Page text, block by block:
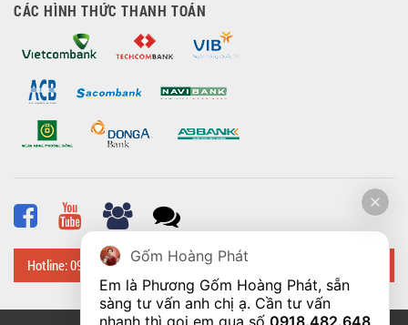
CÁC HÌNH THỨC THANH TOÁN
Hotline: 0918 482 648
Gốm Hoàng Phát
Em là Phương Gốm Hoàng Phát, sẵn
sàng tư vấn anh chị ạ. Cần tư vấn
nhanh thì gọi em qua số 0918.482.648